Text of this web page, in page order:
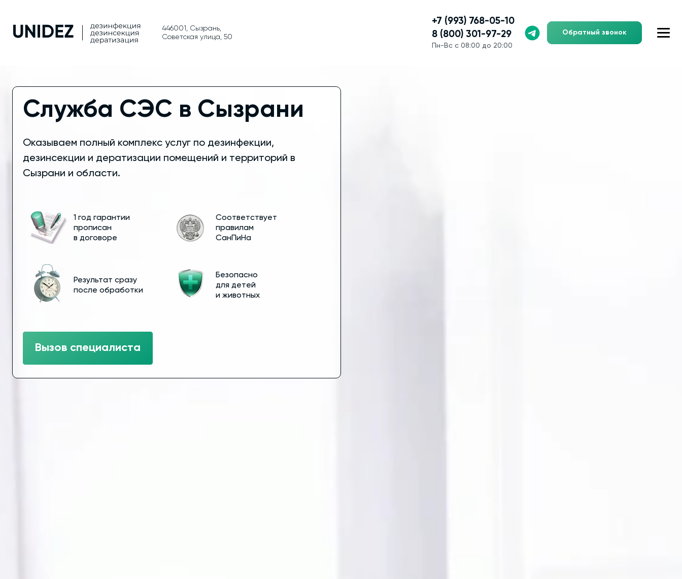
446001, Сызрань,
Советская улица, 50
+7 (993) 768-05-10
8 (800) 301-97-29
Пн-Вс с 08:00 до 20:00
Обратный звонок
Служба СЭС в Сызрани
Оказываем полный комплекс услуг по дезинфекции,
дезинсекции и дератизации помещений и территорий в
Сызрани и области.
1 год гарантии
прописан
в договоре
Соответствует
правилам
СанПиНа
Результат сразу
после обработки
Безопасно
для детей
и животных
Вызов специалиста